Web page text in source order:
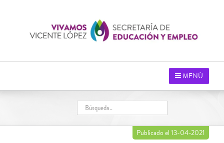
MENÚ
Publicado el 13-04-2021